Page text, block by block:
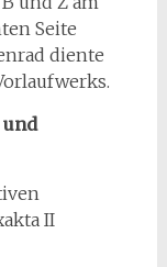
Seite
diente
II